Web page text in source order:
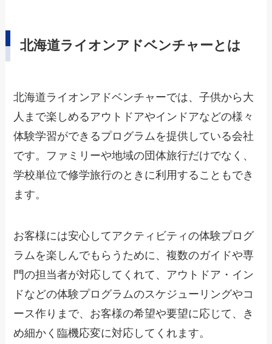
北海道ライオンアドベンチャーとは
北海道ライオンアドベンチャーでは、子供から大
人まで楽しめるアウトドアやインドアなどの様々
体験学習ができるプログラムを提供している会社
です。ファミリーや地域の団体旅行だけでなく、
学校単位で修学旅行のときに利用することもでき
ます。
お客様には安心してアクティビティの体験プログ
ラムを楽しんでもらうために、複数のガイドや専
門の担当者が対応してくれて、アウトドア・イン
ドなどの体験プログラムのスケジューリングやコ
ース作りまで、お客様の希望や要望に応じて、き
め細かく臨機応変に対応してくれます。